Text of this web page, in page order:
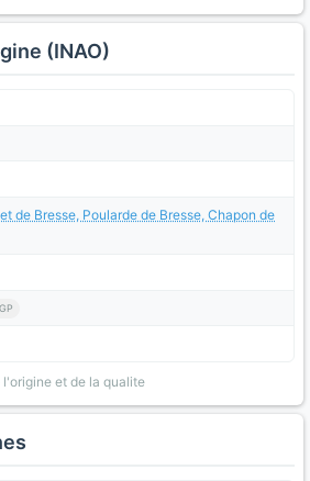
(INAO)
de Bresse, Poularde de Bresse, Chapon de
et de la qualite